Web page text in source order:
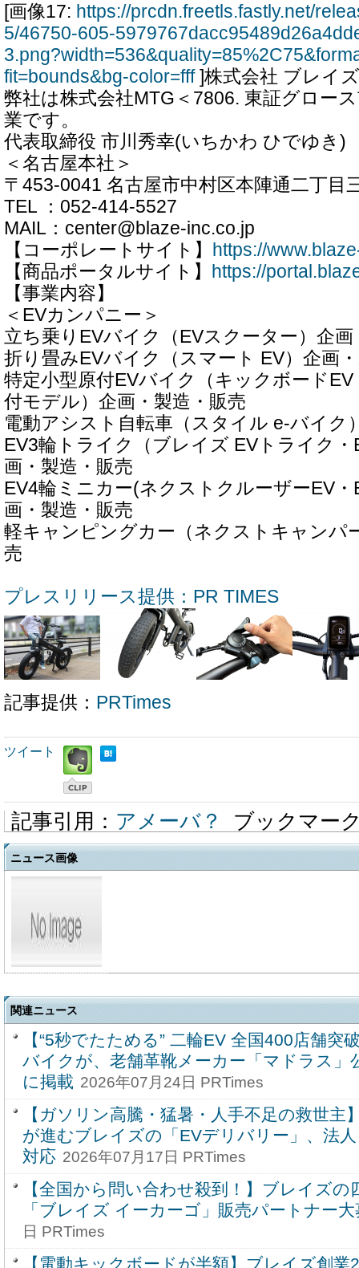
[画像17: https://prcdn.freetls.fastly.net/
5/46750-605-
fit=bounds&bg-color=fff]株式会社 ブレイズ
弊社は株式会社MTG＜7806. 東証グロー
業です。
代表取締役 市川秀幸(いちかわ ひでゆき)
＜名古屋本社＞
〒453-0041 名古屋市中村区本陣通二丁目
TEL ：052-414-5527
MAIL：center@blaze-inc.co.jp
【コーポレートサイト】
https://
【商品ポータルサイト】
https://
【事業内容】
＜EVカンパニー＞
立ち乗りEVバイク（EVスクーター）企画
折り畳みEVバイク（スマート EV）企画
特定小型原付EVバイク（キックボード
付モデル）企画・製造・販売
電動アシスト自転車（スタイル e-バイク
EV3輪トライク（ブレイズ EVトライク
画・製造・販売
EV4輪ミニカー(ネクストクルーザーEV
画・製造・販売
軽キャンピングカー（ネクストキャンパ
売
プレスリリース提供：PR TIMES
記事提供： PRTimes
ツイート
記事引用： アメーバ？ ブックマー
ニュース画像
関連ニュース
【“5秒でたためる” 二輪EV 全国400店舗突
バイクが、老舗革靴メーカー「マドラス」
に掲載 2026年07月24日 PRTimes
【ガソリン高騰・猛暑・人手不足の救世主
が進むブレイズの「EVデリバリー」、法
対応 2026年07月17日 PRTimes
【全国から問い合わせ殺到！】ブレイズの
「ブレイズ イーカーゴ」販売パートナー
日 PRTimes
【電動キックボードが半額】ブレイズ創業